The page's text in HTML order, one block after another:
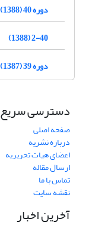
دوره 40 (1388)
2-40 (1388)
دوره 39 (1387)
دسترسی سریع
صفحه اصلی
درباره نشریه
اعضای هیات تحریریه
ارسال مقاله
تماس با ما
نقشه سایت
آخرین اخبار